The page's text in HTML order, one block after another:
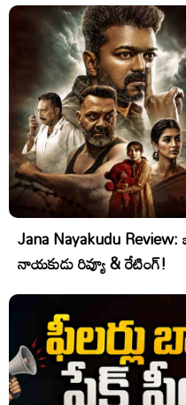
Jana Nayakudu
నాయకుడు రివ్యూ & రేటింగ్!